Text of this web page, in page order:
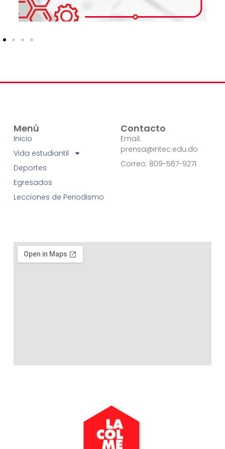
Menú
Inicio
Vida estudiantil
Deportes
Egresados
Lecciones de Periodismo
Contacto
Email:
prensa@intec.edu.do
Correo: 809-567-9271